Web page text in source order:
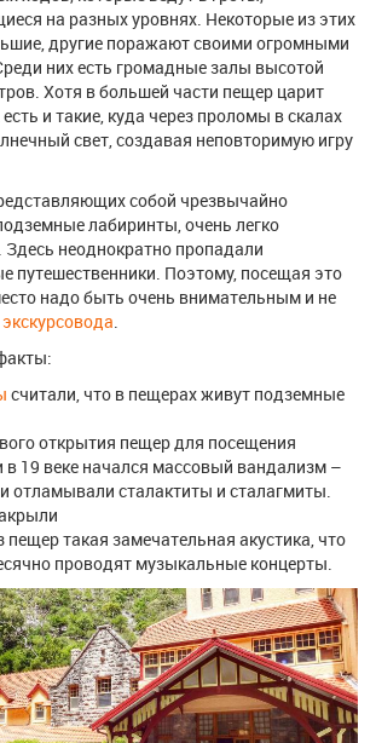
на разных уровнях. Некоторые из этих
другие поражают своими огромными
них есть громадные залы высотой
Хотя в большей части пещер царит
и такие, куда через проломы в скалах
свет, создавая неповторимую игру
собой чрезвычайно
лабиринты, очень легко
Здесь неоднократно пропадали
путешественники. Поэтому, посещая это
надо быть очень внимательным и не
экскурсовода.
считали, что в пещерах живут подземные
открытия пещер для посещения
в 19 веке начался массовый вандализм –
отламывали сталактиты и сталагмиты.
пещер такая замечательная акустика, что
проводят музыкальные концерты.